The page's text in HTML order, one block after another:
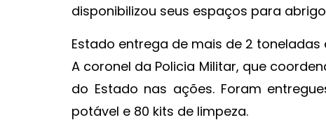
disponibilizou seus espaços para
Estado entrega de mais de 2
A coronel da Policia Militar, que
do Estado nas ações. Foram
potável e 80 kits de limpeza.